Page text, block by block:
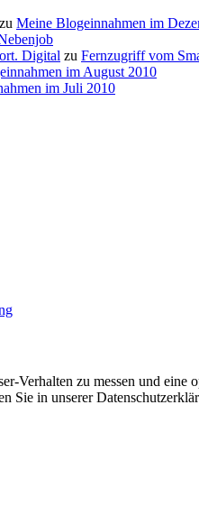
zu Meine Blogeinnahmen im
Digital zu Fernzugriff vom
im August 2010
im Juli 2010
Verhalten zu messen und
Sie in unserer